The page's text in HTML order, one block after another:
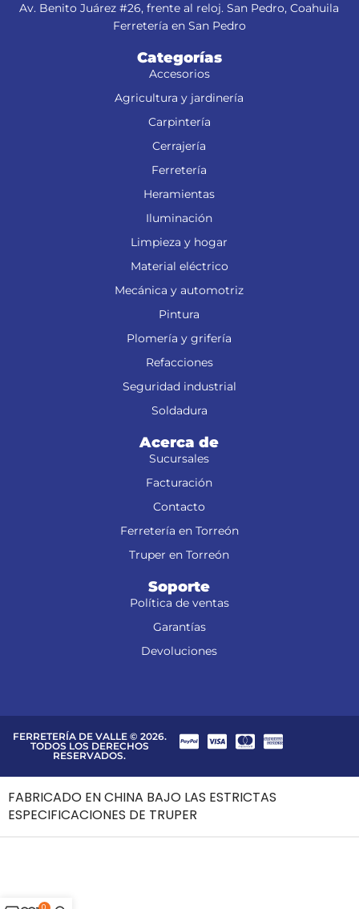
Av. Benito Juárez #26, frente al reloj. San Pedro, Coahuila
Ferretería en San Pedro
Categorías
Accesorios
Agricultura y jardinería
Carpintería
Cerrajería
Ferretería
Heramientas
Iluminación
Limpieza y hogar
Material eléctrico
Mecánica y automotriz
Pintura
Plomería y grifería
Refacciones
Seguridad industrial
Soldadura
Acerca de
Sucursales
Facturación
Contacto
Ferretería en Torreón
Truper en Torreón
Soporte
Política de ventas
Garantías
Devoluciones
FERRETERÍA DE VALLE © 2026.
TODOS LOS DERECHOS
RESERVADOS.
FABRICADO EN CHINA BAJO LAS ESTRICTAS
ESPECIFICACIONES DE TRUPER